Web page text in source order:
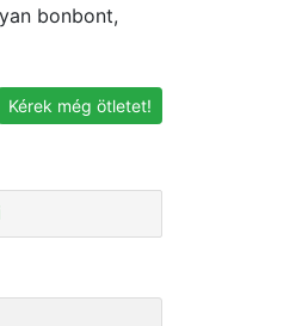
bonbont,
Kérek még ötletet!